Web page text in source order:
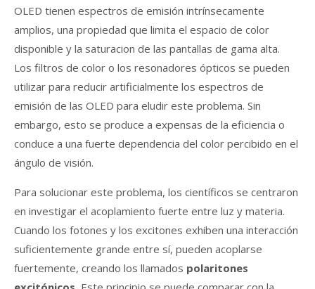
OLED tienen espectros de emisión intrínsecamente
amplios, una propiedad que limita el espacio de color
disponible y la saturacion de las pantallas de gama alta.
Los filtros de color o los resonadores ópticos se pueden
utilizar para reducir artificialmente los espectros de
emisión de las OLED para eludir este problema. Sin
embargo, esto se produce a expensas de la eficiencia o
conduce a una fuerte dependencia del color percibido en el
ángulo de visión.
Para solucionar este problema, los científicos se centraron
en investigar el acoplamiento fuerte entre luz y materia.
Cuando los fotones y los excitones exhiben una interacción
suficientemente grande entre sí, pueden acoplarse
fuertemente, creando los llamados polaritones